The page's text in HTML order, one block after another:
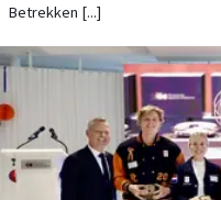
Betrekken [...]